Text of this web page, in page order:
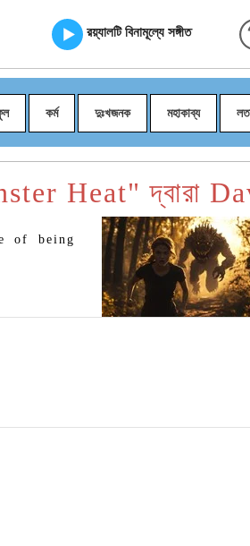
রয়্যালটি বিনামূল্যে সঙ্গীত
কর্ম দুঃখজনক মহাকাব্য
Heat" দ্বারা
of being